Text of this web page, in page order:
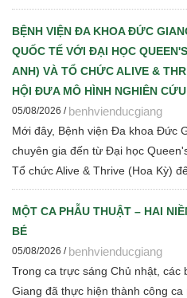
những tiến bộ mới trong chẩn
mạn cho đội ngũ cán bộ y tế.
BỆNH VIỆN ĐA KHOA ĐỨC
QUỐC TẾ VỚI ĐẠI HỌC
ANH) VÀ TỔ CHỨC ALIVE &
HỘI ĐƯA MÔ HÌNH NGHIÊN
05/08/2026 / benhvienducgiang
Mới đây, Bệnh viện Đa khoa Đức
chuyên gia đến từ Đại học
Tổ chức Alive & Thrive (Hoa Kỳ)
đổi chuyên môn về dinh dưỡng
hàng sữa mẹ, vi sinh, phân tích y
định hướng hợp tác nghiên cứu
trong thời gian tới.
MỘT CA PHẪU THUẬT – HAI
BÉ
05/08/2026 / benhvienducgiang
Trong ca trực sáng Chủ nhật,
Giang đã thực hiện thành công